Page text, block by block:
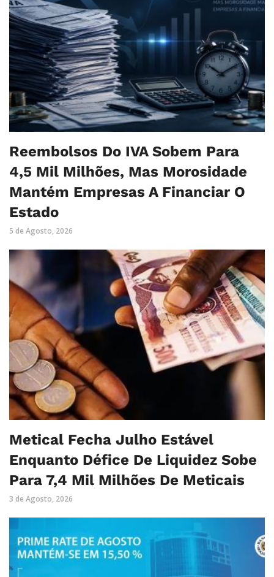
Reembolsos Do IVA Sobem Para
4,5 Mil Milhões, Mas Morosidade
Mantém Empresas A Financiar O
Estado
5 de Agosto, 2026
Metical Fecha Julho Estável
Enquanto Défice De Liquidez Sobe
Para 7,4 Mil Milhões De Meticais
3 de Agosto, 2026